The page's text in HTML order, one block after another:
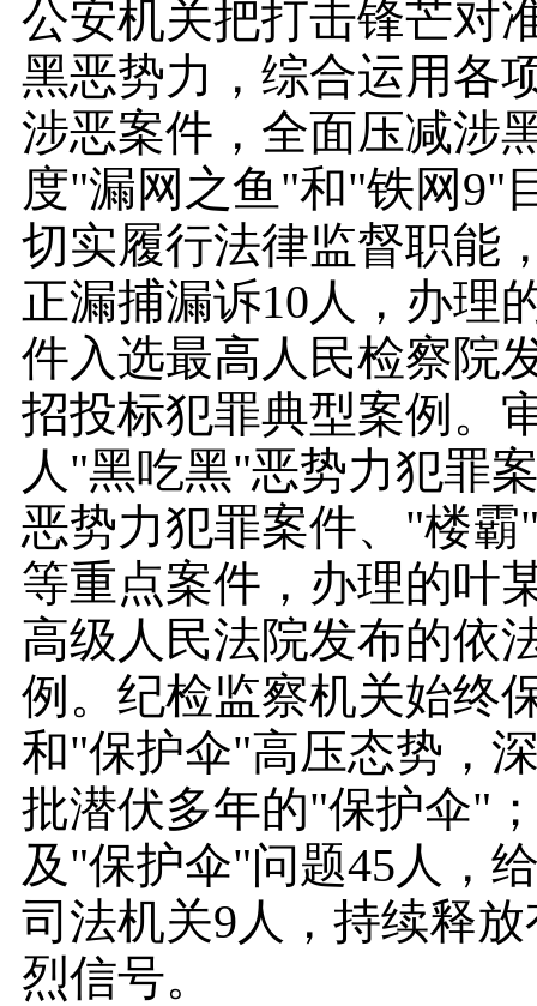
公安机关把打击锋芒对
黑恶势力，综合运用各
涉恶案件，全面压减涉
度"漏网之鱼"和"铁网9"
切实履行法律监督职能
正漏捕漏诉10人，办理
件入选最高人民检察院
招投标犯罪典型案例。
人"黑吃黑"恶势力犯罪
恶势力犯罪案件、"楼
等重点案件，办理的叶
高级人民法院发布的依
例。纪检监察机关始终
和"保护伞"高压态势，
批潜伏多年的"保护伞"
及"保护伞"问题45人，
司法机关9人，持续释
烈信号。